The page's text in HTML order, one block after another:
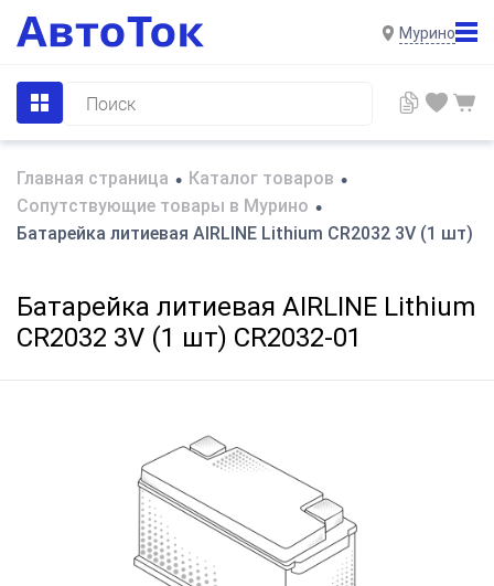
Мурино
Главная страница • Каталог товаров •
Сопутствующие товары в Мурино •
Батарейка литиевая AIRLINE Lithium CR2032 3V (1 шт)
Батарейка литиевая AIRLINE Lithium
CR2032 3V (1 шт) CR2032-01